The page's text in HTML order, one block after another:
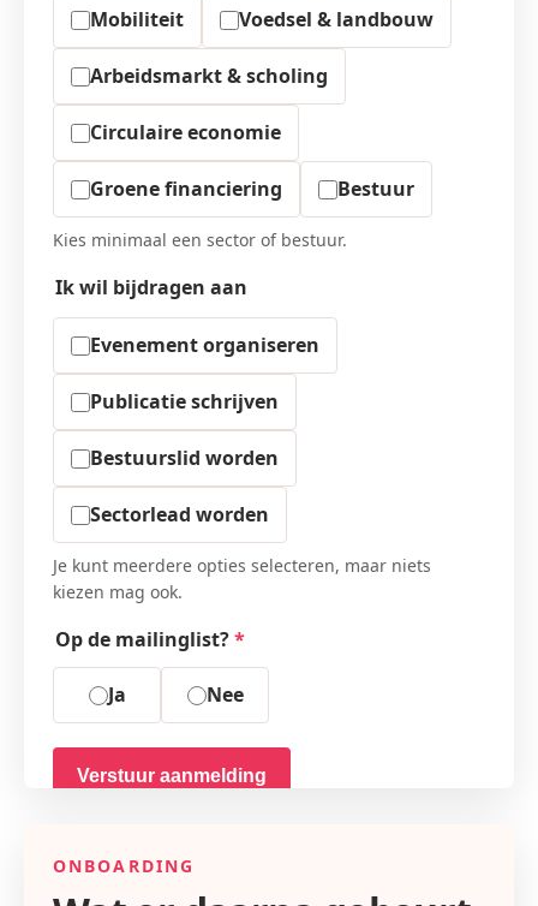
Mobiliteit Voedsel & landbouw
Arbeidsmarkt & scholing
Circulaire economie
Groene financiering Bestuur
Kies minimaal een sector of bestuur.
Ik wil bijdragen aan
Evenement organiseren
Publicatie schrijven
Bestuurslid worden
Sectorlead worden
Je kunt meerdere opties selecteren, maar niets
kiezen mag ook.
Op de mailinglist?*
Ja Nee
Verstuur aanmelding
ONBOARDING